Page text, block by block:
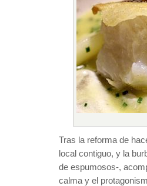
Tras la reforma de
local contiguo, y la
de espumosos-,
calma y el